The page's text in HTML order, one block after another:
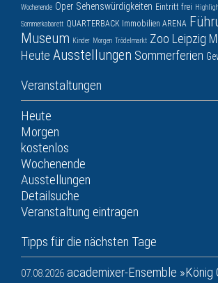
Wochenende Oper Sehenswürdigkeiten Eintritt frei
Sommerkabarett QUARTERBACK Immobilien ARENA
Museum Kinder Morgen Trödelmarkt Zoo Leipzig
Heute Ausstellungen Sommerferien
Veranstaltungen
Heute
Morgen
kostenlos
Wochenende
Ausstellungen
Detailsuche
Veranstaltung eintragen
Tipps für die nächsten Tage
07.08.2026 academixer-Ensemble »König